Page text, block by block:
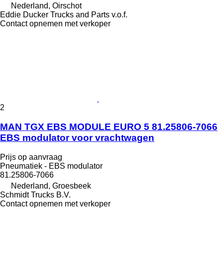
Nederland, Oirschot
Eddie Ducker Trucks and Parts v.o.f.
Contact opnemen met verkoper
2
MAN TGX EBS MODULE EURO 5 81.25806-7066
EBS modulator voor vrachtwagen
Prijs op aanvraag
Pneumatiek - EBS modulator
81.25806-7066
Nederland, Groesbeek
Schmidt Trucks B.V.
Contact opnemen met verkoper